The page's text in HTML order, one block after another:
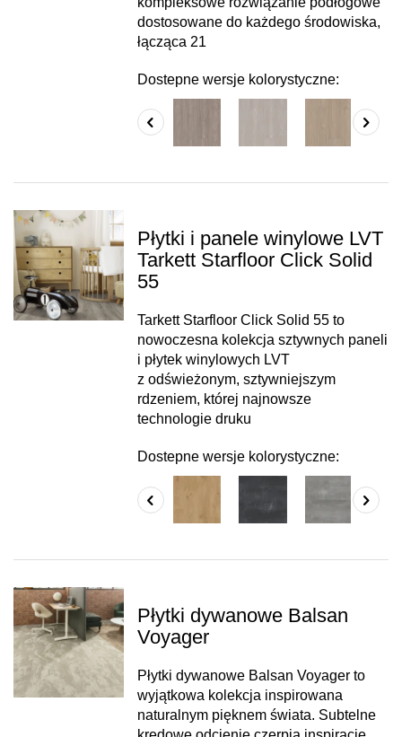
dostosowane do każdego środowiska,
łącząca 21
Dostepne wersje kolorystyczne:
Płytki i panele winylowe LVT
Tarkett Starfloor Click Solid
55
Tarkett Starfloor Click Solid 55 to
nowoczesna kolekcja sztywnych paneli
i płytek winylowych LVT
z odświeżonym, sztywniejszym
rdzeniem, której najnowsze
technologie druku
Dostepne wersje kolorystyczne:
Płytki dywanowe Balsan
Voyager
Płytki dywanowe Balsan Voyager to
wyjątkowa kolekcja inspirowana
naturalnym pięknem świata. Subtelne